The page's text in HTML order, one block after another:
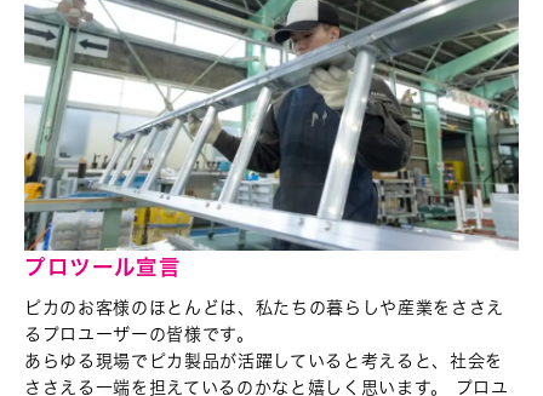
プロツール宣言
ピカのお客様のほとんどは、私たちの暮らしや産業を ささえ
るプロユーザーの皆様です。
あらゆる現場でピカ製品が活躍していると考えると、社会を
ささえる一端を担えているのかなと嬉しく思います。 プロユ